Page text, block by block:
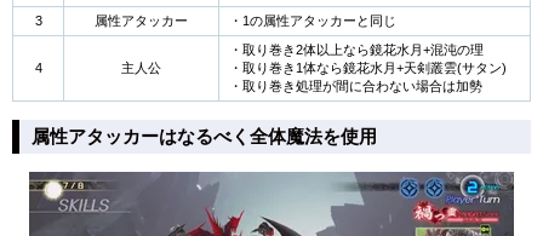
3
属性アタッカー ・1の属性アタッカーと同じ
4 主人公
・取り巻き2体以上なら鏡花水月+混沌の理
・取り巻き1体なら鏡花水月+天剣叢雲(サタン)
・取り巻き処理が間に合わない場合は加勢
属性アタッカーはなるべく全体魔法を使用